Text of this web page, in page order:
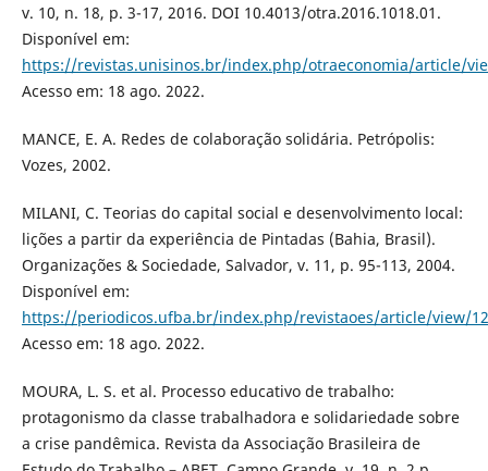
v. 10, n. 18, p. 3-17, 2016. DOI 10.4013/otra.2016.1018.01.
Disponível em:
https://revistas.unisinos.br/index.php/otraeconomia/article/
Acesso em: 18 ago. 2022.
MANCE, E. A. Redes de colaboração solidária. Petrópolis:
Vozes, 2002.
MILANI, C. Teorias do capital social e desenvolvimento local:
lições a partir da experiência de Pintadas (Bahia, Brasil).
Organizações & Sociedade, Salvador, v. 11, p. 95-113, 2004.
Disponível em:
https://periodicos.ufba.br/index.php/revistaoes/article/view/
Acesso em: 18 ago. 2022.
MOURA, L. S. et al. Processo educativo de trabalho:
protagonismo da classe trabalhadora e solidariedade sobre
a crise pandêmica. Revista da Associação Brasileira de